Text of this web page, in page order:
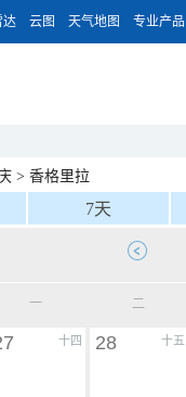
达 云图 天气地图 专业产品
> 香格里拉
7天
一 二
十四 十五
28